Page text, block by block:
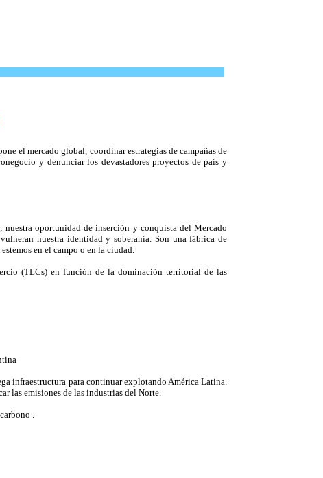
el mercado global, coordinar estrategias de campañas de
y denunciar los devastadores proyectos de país y
oportunidad de inserción y conquista del Mercado
nuestra identidad y soberanía. Son una fábrica de
en el campo o en la ciudad.
(TLCs) en función de la dominación territorial de las
infraestructura para continuar explotando América Latina.
las emisiones de las industrias del Norte.
.